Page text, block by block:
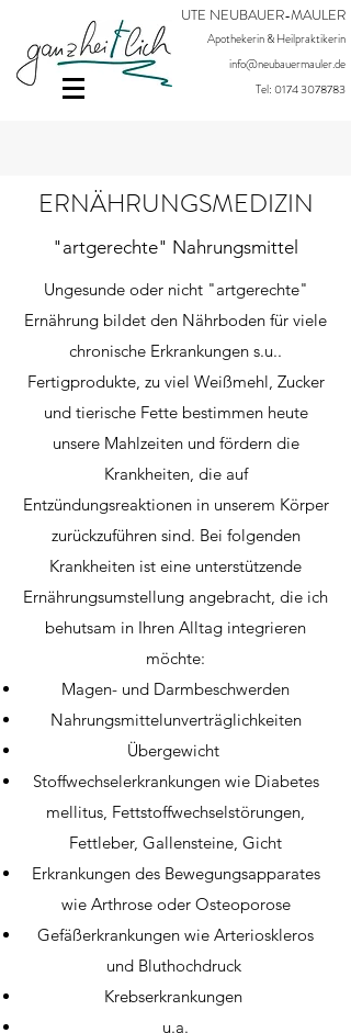
UTE NEUBAUER-MAULER
Apothekerin & Heilpraktikerin
info@neubauermauler.de
Tel:0174 3078783
ERNÄHRUNGSMEDIZIN
"artgerechte" Nahrungsmittel
Ungesunde oder nicht "artgerechte"
Ernährung bildet den Nährboden für viele
chronische Erkrankungen s.u..
Fertigprodukte, zu viel Weißmehl, Zucker
und tierische Fette bestimmen heute
unsere Mahlzeiten und fördern die
Krankheiten, die auf
Entzündungsreaktionen in unserem Körper
zurückzuführen sind. Bei folgenden
Krankheiten ist eine unterstützende
Ernährungsumstellung angebracht, die ich
behutsam in Ihren Alltag integrieren
möchte:
Magen- und Darmbeschwerden
Nahrungsmittelunverträglichkeiten
Übergewicht
Stoffwechselerkrankungen wie Diabetes
mellitus, Fettstoffwechselstörungen,
Fettleber, Gallensteine, Gicht
Erkrankungen des Bewegungsapparates
wie Arthrose oder Osteoporose
Gefäßerkrankungen wie Arterioskleros
und Bluthochdruck
Krebserkrankungen
u.a.